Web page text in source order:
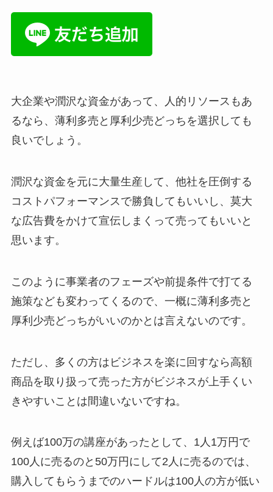
大企業や潤沢な資金があって、人的リソースもあ
るなら、薄利多売と厚利少売どっちを選択しても
良いでしょう。
潤沢な資金を元に大量生産して、他社を圧倒する
コストパフォーマンスで勝負してもいいし、莫大
な広告費をかけて宣伝しまくって売ってもいいと
思います。
このように事業者のフェーズや前提条件で打てる
施策なども変わってくるので、一概に薄利多売と
厚利少売どっちがいいのかとは言えないのです。
ただし、多くの方はビジネスを楽に回すなら高額
商品を取り扱って売った方がビジネスが上手くい
きやすいことは間違いないですね。
例えば100万の講座があったとして、1人1万円で
100人に売るのと50万円にして2人に売るのでは、
購入してもらうまでのハードルは100人の方が低い